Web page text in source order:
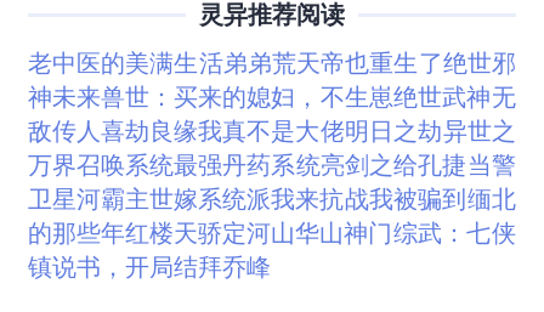
灵异推荐阅读
老中医的美满生活弟弟荒天帝也重生了绝世邪
神未来兽世：买来的媳妇，不生崽绝世武神无
敌传人喜劫良缘我真不是大佬明日之劫异世之
万界召唤系统最强丹药系统亮剑之给孔捷当警
卫星河霸主世嫁系统派我来抗战我被骗到缅北
的那些年红楼天骄定河山华山神门综武：七侠
镇说书，开局结拜乔峰